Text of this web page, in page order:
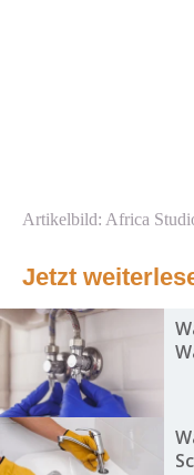
Artikelbild: Africa
Jetzt